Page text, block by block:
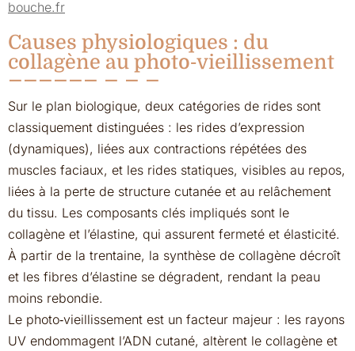
bouche.fr
Causes physiologiques : du
collagène au photo‑vieillissement
Sur le plan biologique, deux catégories de rides sont
classiquement distinguées : les rides d’expression
(dynamiques), liées aux contractions répétées des
muscles faciaux, et les rides statiques, visibles au repos,
liées à la perte de structure cutanée et au relâchement
du tissu. Les composants clés impliqués sont le
collagène et l’élastine, qui assurent fermeté et élasticité.
À partir de la trentaine, la synthèse de collagène décroît
et les fibres d’élastine se dégradent, rendant la peau
moins rebondie.
Le photo‑vieillissement est un facteur majeur : les rayons
UV endommagent l’ADN cutané, altèrent le collagène et